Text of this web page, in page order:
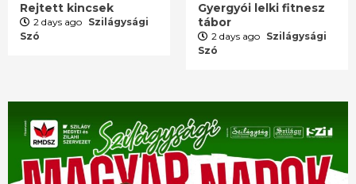
Rejtett kincsek
2 days ago Szilágysági
Szó
Gyergyói lelki fitnesz
tábor
2 days ago Szilágysági
Szó